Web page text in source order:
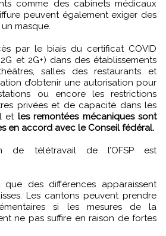
comme des cabinets médicaux
peuvent également exiger des
masque.
par le biais du certificat COVID
et 2G+) dans des établissements
salles des restaurants et
d’obtenir une autorisation pour
ou encore les restrictions
privées et de capacité dans les
et les remontées mécaniques sont
en accord avec le Conseil fédéral.
de télétravail de l’OFSP est
des différences apparaissent
Les cantons peuvent prendre
si les mesures de la
ne pas suffire en raison de fortes